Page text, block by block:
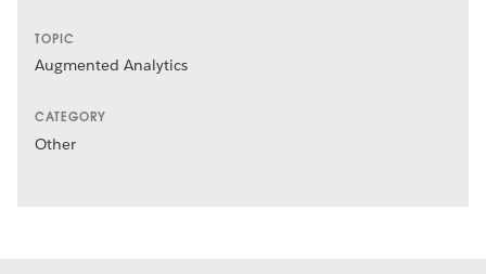
TOPIC
Augmented Analytics
CATEGORY
Other